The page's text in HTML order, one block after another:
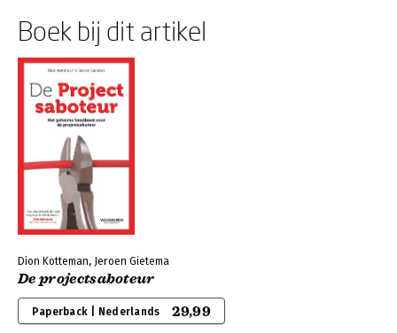
Boek bij dit artikel
Dion Kotteman, Jeroen Gietema
De projectsaboteur
Paperback | Nederlands 29,99